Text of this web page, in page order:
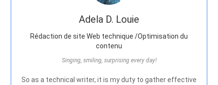
Adela D. Louie
Rédaction de site Web technique /Optimisation du
contenu
Singing, smiling, surprising every day!
So as a technical writer, it is my duty to gather effective